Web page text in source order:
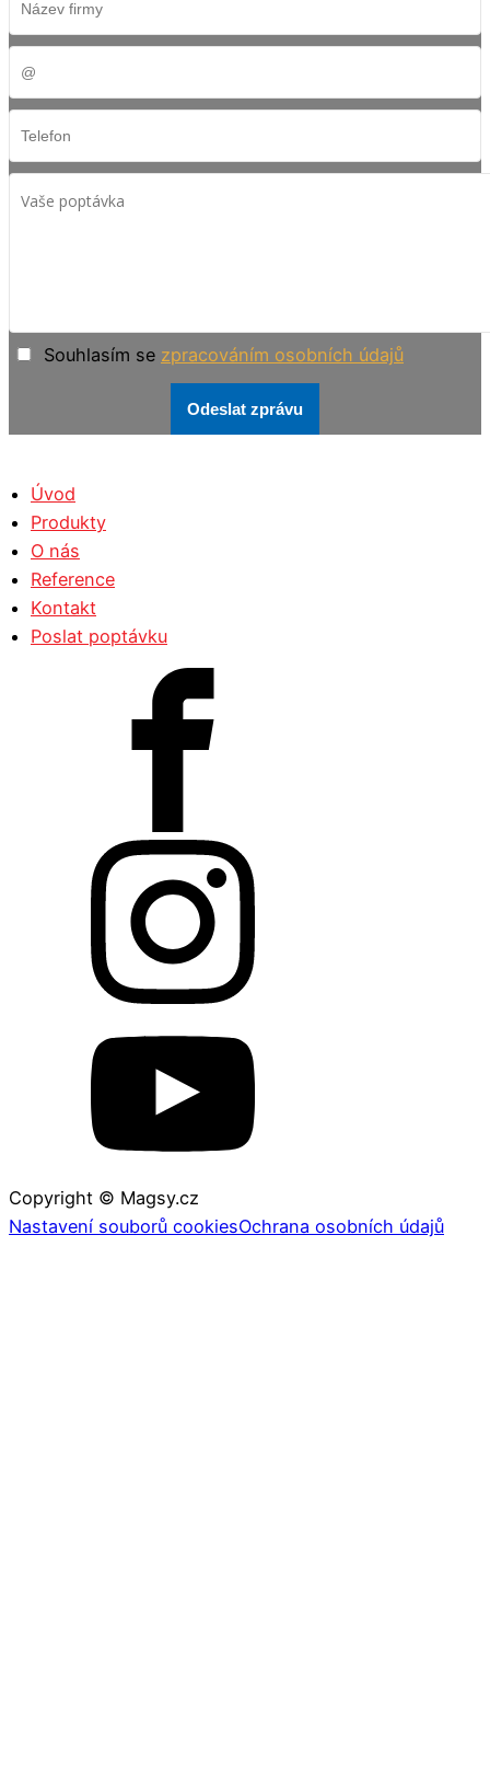
Souhlasím se zpracováním osobních údajů
Odeslat zprávu
Úvod
Produkty
O nás
Reference
Kontakt
Poslat poptávku
Copyright © Magsy.cz
Nastavení souborů cookiesOchrana osobních údajů